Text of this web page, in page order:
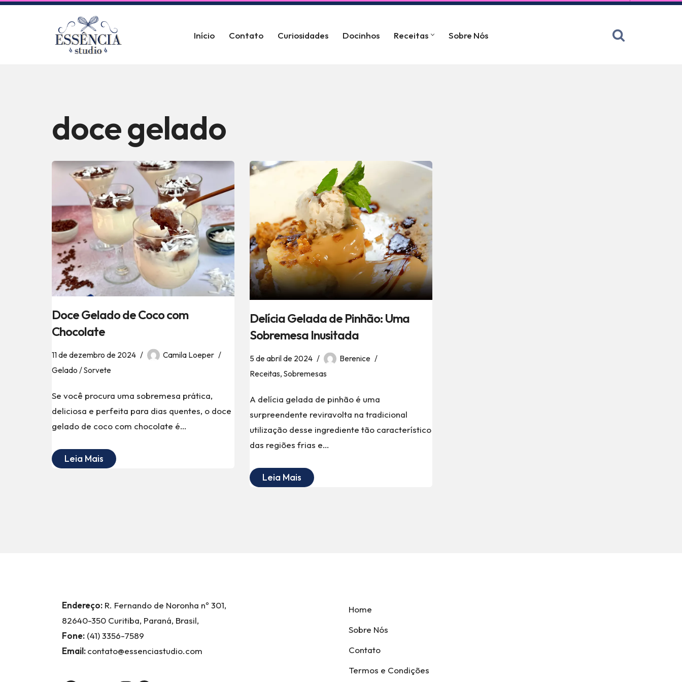
Início Contato Curiosidades Docinhos Receitas Sobre Nós
doce gelado
Doce Gelado de Coco com
Chocolate
11 de dezembro de 2024
Camila Loeper
Gelado / Sorvete
Se você procura uma sobremesa prática,
deliciosa e perfeita para dias quentes, o doce
gelado de coco com chocolate é…
Leia Mais
Delícia Gelada de Pinhão: Uma
Sobremesa Inusitada
5 de abril de 2024
Berenice
Receitas, Sobremesas
A delícia gelada de pinhão é uma
surpreendente reviravolta na tradicional
utilização desse ingrediente tão característico
das regiões frias e…
Leia Mais
Endereço: R. Fernando de Noronha nº 301,
82640-350 Curitiba, Paraná, Brasil,
Fone: (41) 3356-7589
Email:contato@essenciastudio.com
Home
Sobre Nós
Contato
Termos e Condições